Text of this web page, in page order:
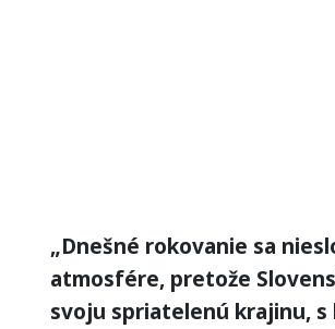
„Dnešné rokovanie sa
atmosfére, pretože
svoju spriatelenú krajinu,